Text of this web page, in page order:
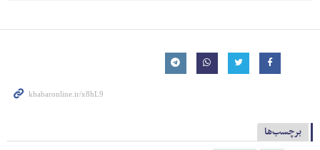
برچسب‌ها